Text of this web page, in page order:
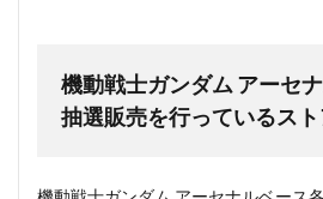
機動戦士ガンダム アーセ
抽選販売を行っているス